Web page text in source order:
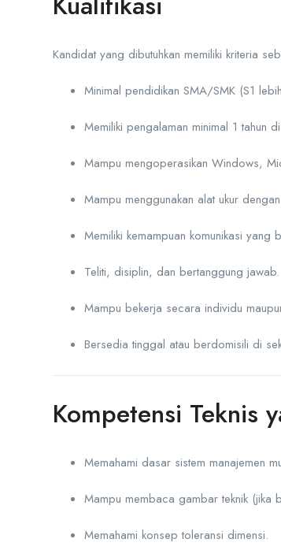
Kandidat yang dibutuhkan memiliki kriteria
Minimal pendidikan SMA/SMK (S1
Memiliki pengalaman minimal 1 tahun
Mampu mengoperasikan Windows,
Mampu menggunakan alat ukur
Memiliki kemampuan komunikasi yang
Teliti, disiplin, dan bertanggung jawab.
Mampu bekerja secara individu
Bersedia tinggal atau berdomisili di
Kompetensi Teknis
Memahami dasar sistem manajemen
Mampu membaca gambar teknik (jika
Memahami konsep toleransi dimensi.